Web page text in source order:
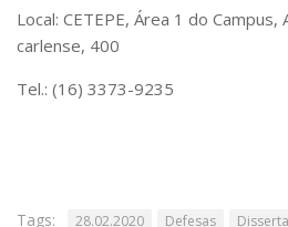
Serviços
Bibliotecas
Segurança, Trânsito e Prevenção
Local: CETEPE, Área 1 do
carlense, 400
Tel.: (16) 3373-9235
Tags: 28.02.2020 Defesas